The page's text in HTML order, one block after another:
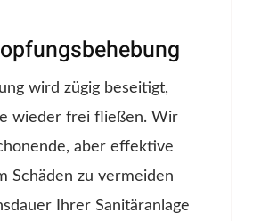
wird zügig beseitigt,
wieder frei fließen. Wir
aber effektive
Schäden zu vermeiden
Ihrer Sanitäranlage